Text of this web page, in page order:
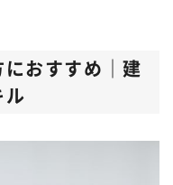
におすすめ｜建
ル